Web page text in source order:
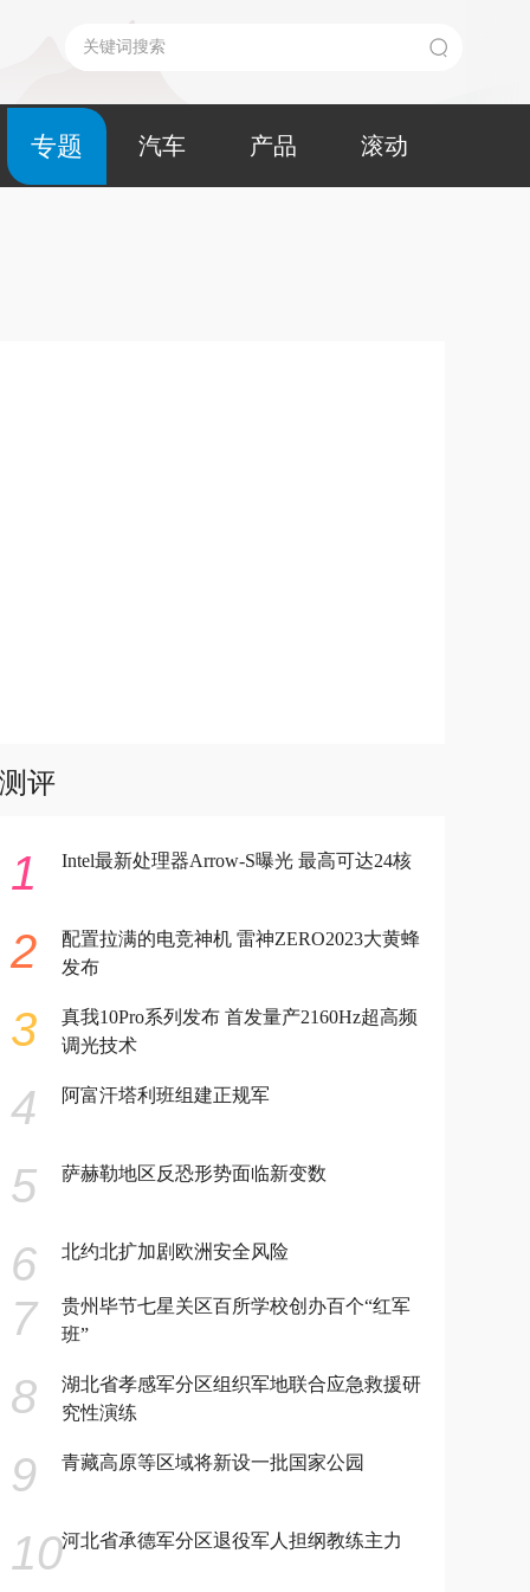
专题 汽车 产品 滚动
测评
1 Intel最新处理器Arrow-S曝光 最高可达24核
2
配置拉满的电竞神机 雷神ZERO2023大黄蜂
发布
3
真我10Pro系列发布 首发量产2160Hz超高频
调光技术
4 阿富汗塔利班组建正规军
5 萨赫勒地区反恐形势面临新变数
6 北约北扩加剧欧洲安全风险
7
贵州毕节七星关区百所学校创办百个“红军
班”
8
湖北省孝感军分区组织军地联合应急救援研
究性演练
9 青藏高原等区域将新设一批国家公园
10河北省承德军分区退役军人担纲教练主力